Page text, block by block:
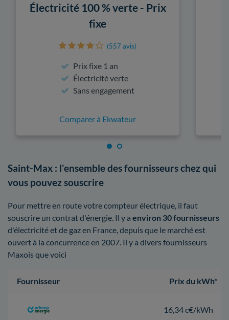
Électricité 100 % verte - Prix
fixe
(557 avis)
Prix fixe 1 an
Électricité verte
Sans engagement
Comparer à Ekwateur
Saint-Max : l'ensemble des fournisseurs chez qui
vous pouvez souscrire
Pour mettre en route votre compteur électrique, il faut
souscrire un contrat d'énergie. Il y a environ 30 fournisseurs
d'électricité et de gaz en France, depuis que le marché est
ouvert à la concurrence en 2007. Il y a divers fournisseurs
Maxois que voici
Fournisseur Prix du kWh*
16,34 c€/kWh